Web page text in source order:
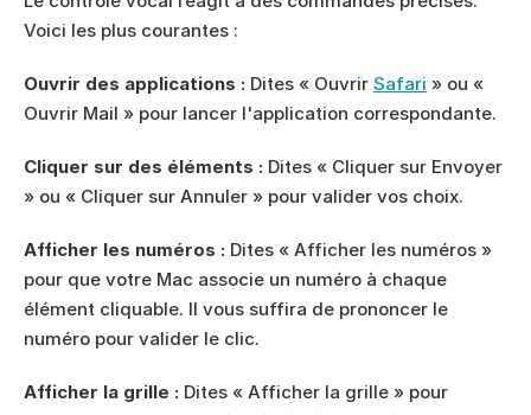
Voici les plus courantes :
Ouvrir des applications : Dites « Ouvrir Safari » ou «
Ouvrir Mail » pour lancer l'application correspondante.
Cliquer sur des éléments : Dites « Cliquer sur Envoyer
» ou « Cliquer sur Annuler » pour valider vos choix.
Afficher les numéros : Dites « Afficher les numéros »
pour que votre Mac associe un numéro à chaque
élément cliquable. Il vous suffira de prononcer le
numéro pour valider le clic.
Afficher la grille : Dites « Afficher la grille » pour